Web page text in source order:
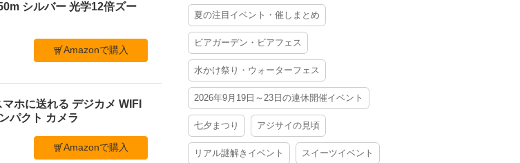
シルバー 光学12倍ズー
Amazonで購入
ホに送れる デジカメ WIFI
パクト カメラ
Amazonで購入
夏の注目イベント・催しまとめ
ビアガーデン・ビアフェス
水かけ祭り・ウォーターフェス
2026年9月19日～23日の連休開催イベント
七夕まつり アジサイの見頃
リアル謎解きイベント スイーツイベント